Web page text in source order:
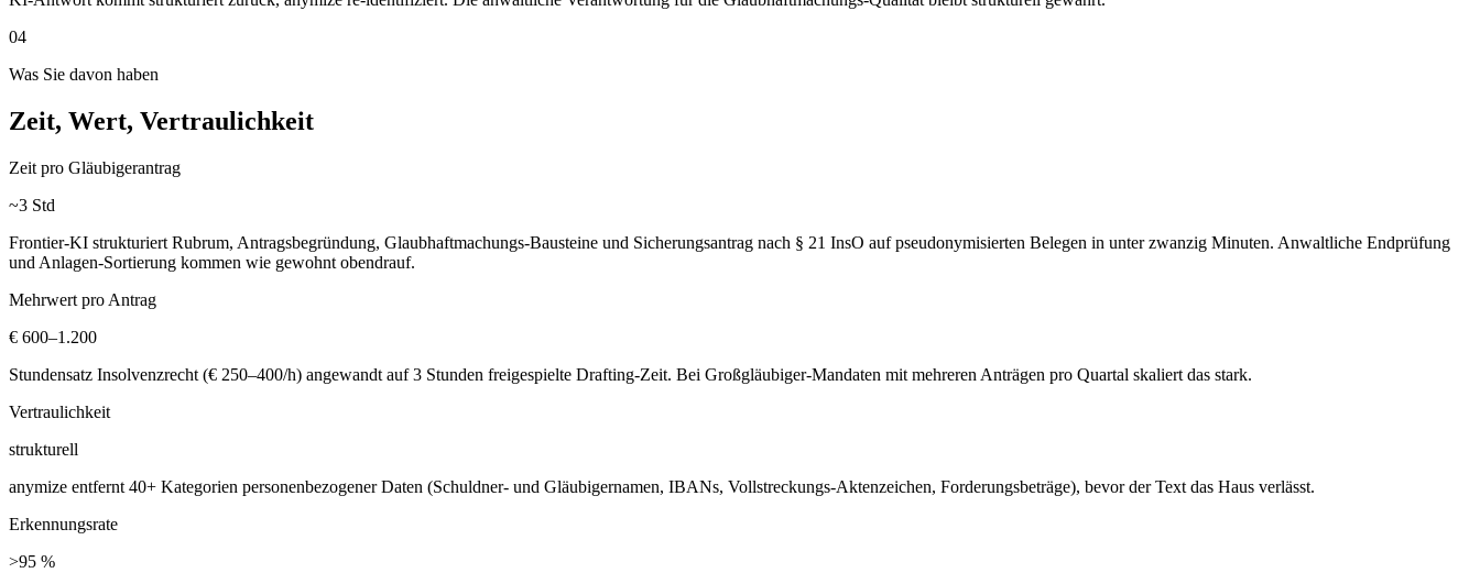
04
Was Sie davon haben
Zeit, Wert, Vertraulichkeit
Zeit pro Gläubigerantrag
~3 Std
Frontier-KI strukturiert Rubrum, Antragsbegründung, Glaubhaftmachungs-Bausteine und Sicherungsantrag nach § 21 InsO auf pseudonymisierten Belegen in unter zwanzig Minuten. Anwaltliche Endprüfung
und Anlagen-Sortierung kommen wie gewohnt obendrauf.
Mehrwert pro Antrag
€ 600–1.200
Stundensatz Insolvenzrecht (€ 250–400/h) angewandt auf 3 Stunden freigespielte Drafting-Zeit. Bei Großgläubiger-Mandaten mit mehreren Anträgen pro Quartal skaliert das stark.
Vertraulichkeit
strukturell
anymize entfernt 40+ Kategorien personenbezogener Daten (Schuldner- und Gläubigernamen, IBANs, Vollstreckungs-Aktenzeichen, Forderungsbeträge), bevor der Text das Haus verlässt.
Erkennungsrate
>95 %